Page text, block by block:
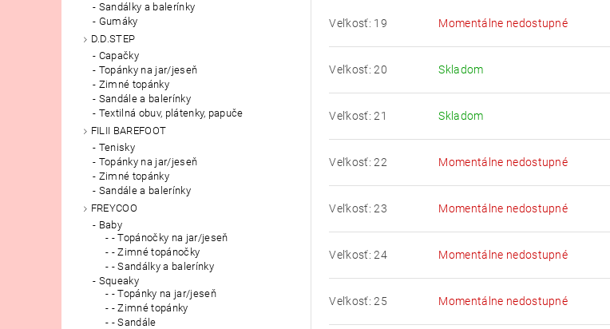
Sandálky a balerínky
Gumáky
D.D.STEP
Capačky
Topánky na jar/jeseň
Zimné topánky
Sandále a balerínky
Textilná obuv, plátenky, papuče
FILII BAREFOOT
Tenisky
Topánky na jar/jeseň
Zimné topánky
Sandále a balerínky
FREYCOO
Baby
- Topánočky na jar/jeseň
- Zimné topánočky
- Sandálky a balerínky
Squeaky
- Topánky na jar/jeseň
- Zimné topánky
- Sandále
Veľkosť: 19 Momentálne nedostupné
Veľkosť: 20 Skladom
Veľkosť: 21 Skladom
Veľkosť: 22 Momentálne nedostupné
Veľkosť: 23 Momentálne nedostupné
Veľkosť: 24 Momentálne nedostupné
Veľkosť: 25 Momentálne nedostupné